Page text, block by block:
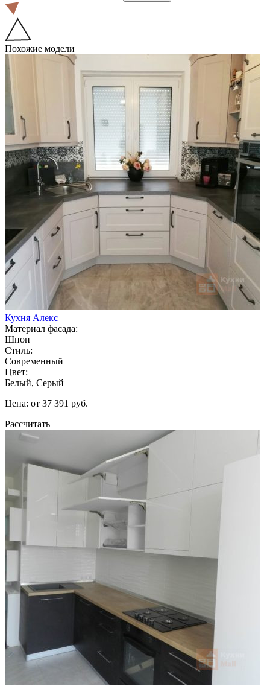
Похожие модели
Кухня Алекс
Материал фасада:
Шпон
Стиль:
Современный
Цвет:
Белый, Серый
Цена: от 37 391 руб.
Рассчитать